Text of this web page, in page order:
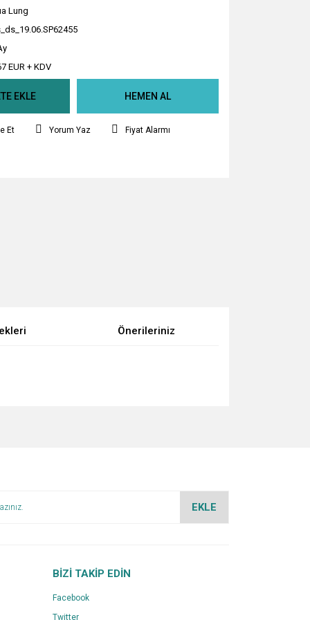
Lung
EUR + KDV
EKLE HEMEN AL
Et Yorum Yaz Fiyat Alarmı
Önerileriniz
EKLE
BİZİ TAKİP EDİN
Facebook
Twitter